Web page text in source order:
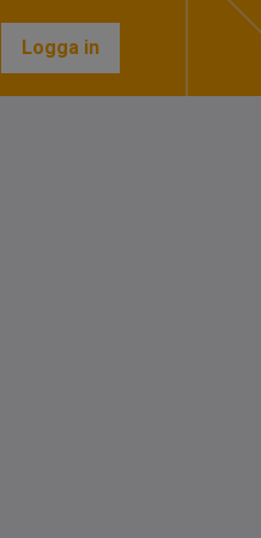
Logga in